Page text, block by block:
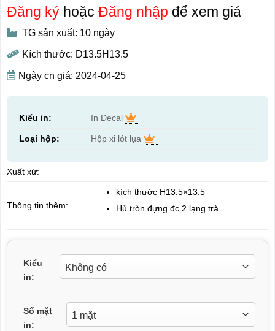
Đăng kýhoặc Đăng nhập để xem giá
TG sản xuất: 10 ngày
Kích thước: D13.5H13.5
Ngày cn giá: 2024-04-25
Kiểu in: In Decal
Loại hộp: Hộp xi lót lụa
Xuất xứ:
Thông tin thêm:
kích thước H13.5×13.5
Hủ tròn đựng đc 2 lạng trà
Kiểu
in:
Số mặt
in: